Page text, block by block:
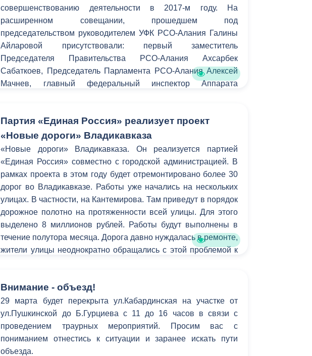
совершенствованию деятельности в 2017-м году. На
расширенном совещании, прошедшем под
председательством руководителем УФК РСО-Алания Галины
Айларовой присутствовали: первый заместитель
Председателя Правительства РСО-Алания Ахсарбек
Сабаткоев, Председатель Парламента РСО-Алания Алексей
Мачнев, главный федеральный инспектор Аппарата
глава АМС г.Владикавказа Борис Албегов, заместитель главы
АМС г.Владикавказа Казбек Цоков, заместитель
управляющего отделением Национального банка РСО-
Алания Юрий Кульчиев.
Партия «Единая Россия» реализует проект
«Новые дороги» Владикавказа
«Новые дороги» Владикавказа. Он реализуется партией
«Единая Россия» совместно с городской администрацией. В
рамках проекта в этом году будет отремонтировано более 30
дорог во Владикавказе. Работы уже начались на нескольких
улицах. В частности, на Кантемирова. Там приведут в порядок
дорожное полотно на протяженности всей улицы. Для этого
выделено 8 миллионов рублей. Работы будут выполнены в
течение полутора месяца. Дорога давно нуждалась в ремонте,
жители улицы неоднократно обращались с этой проблемой к
Внимание - объезд!
29 марта будет перекрыта ул.Кабардинская на участке от
ул.Пушкинской до Б.Гурциева с 11 до 16 часов в связи с
проведением траурных мероприятий. Просим вас с
пониманием отнестись к ситуации и заранее искать пути
объезда.